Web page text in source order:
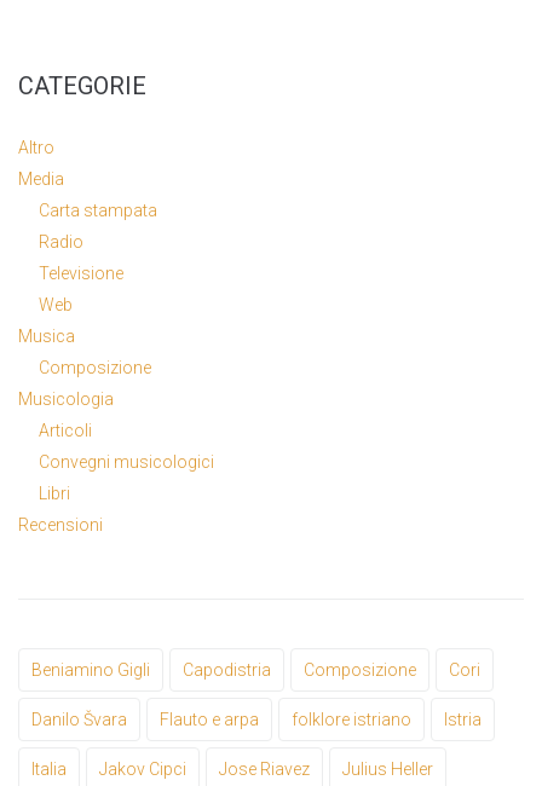
CATEGORIE
Altro
Media
Carta stampata
Radio
Televisione
Web
Musica
Composizione
Musicologia
Articoli
Convegni musicologici
Libri
Recensioni
Beniamino Gigli Capodistria Composizione Cori
Danilo Švara Flauto e arpa folklore istriano Istria
Italia Jakov Cipci Jose Riavez Julius Heller